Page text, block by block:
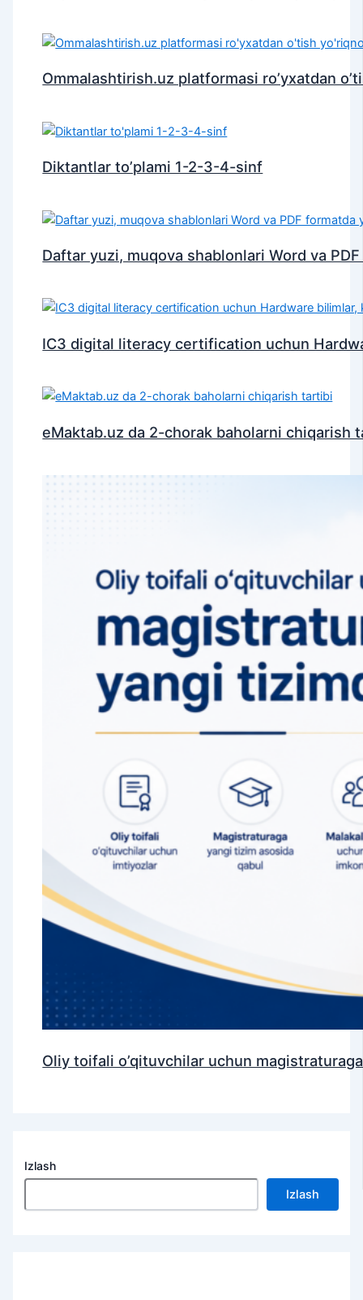
Ommalashtirish.uz platformasi ro’yxatdan
Diktantlar to’plami 1-2-3-4-sinf
Daftar yuzi, muqova shablonlari Word va
IC3 digital literacy certification uchun
eMaktab.uz da 2-chorak baholarni chiqarish
Oliy toifali o’qituvchilar uchun
Izlash
Izlash